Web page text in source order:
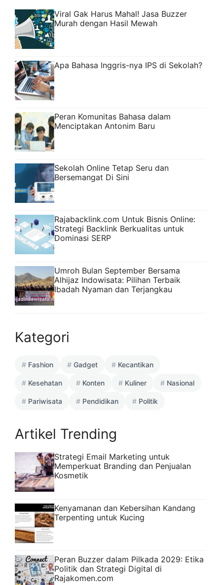
Viral Gak Harus Mahal! Jasa Buzzer
Murah dengan Hasil Mewah
Apa Bahasa Inggris-nya IPS di Sekolah?
Peran Komunitas Bahasa dalam
Menciptakan Antonim Baru
Sekolah Online Tetap Seru dan
Bersemangat Di Sini
Rajabacklink.com Untuk Bisnis Online:
Strategi Backlink Berkualitas untuk
Dominasi SERP
Umroh Bulan September Bersama
Alhijaz Indowisata: Pilihan Terbaik
Ibadah Nyaman dan Terjangkau
Kategori
Fashion Gadget Kecantikan
Kesehatan Konten Kuliner Nasional
Pariwisata Pendidikan Politik
Artikel Trending
Strategi Email Marketing untuk
Memperkuat Branding dan Penjualan
Kosmetik
Kenyamanan dan Kebersihan Kandang
Terpenting untuk Kucing
Peran Buzzer dalam Pilkada 2029: Etika
Politik dan Strategi Digital di
Rajakomen.com